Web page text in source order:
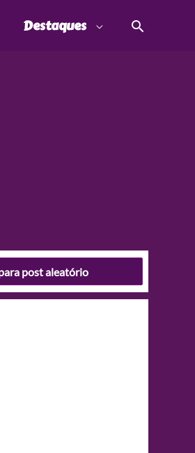
Destaques
post aleatório